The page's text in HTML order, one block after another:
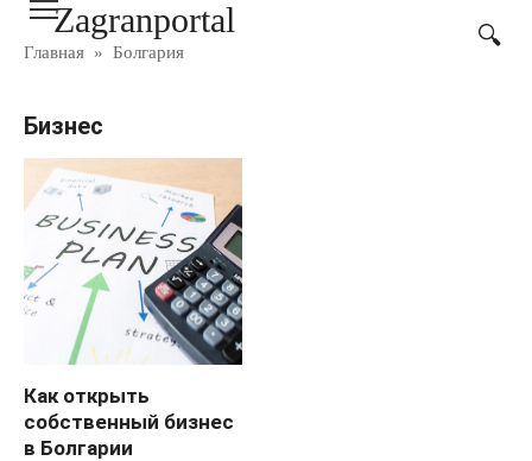
ПерейтиZagranportal
Главная » Болгария
Бизнес
Как открыть
собственный бизнес
в Болгарии